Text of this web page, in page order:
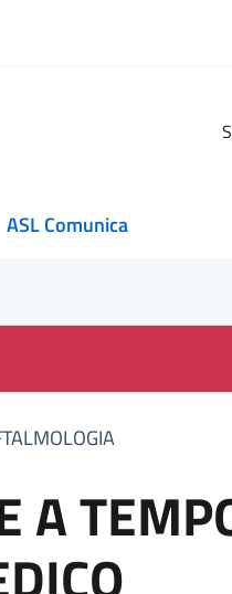
ASL Comunica
A